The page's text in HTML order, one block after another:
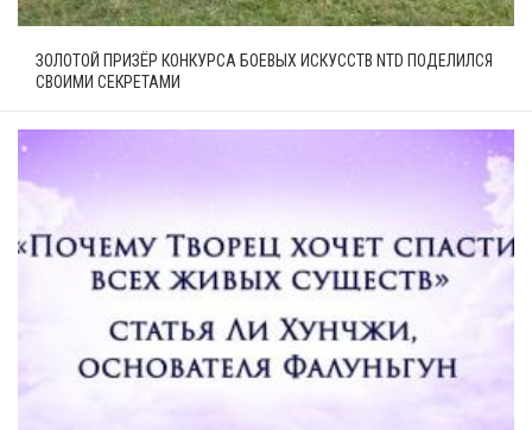
ЗОЛОТОЙ ПРИЗЁР КОНКУРСА БОЕВЫХ ИСКУССТВ NTD ПОДЕЛИЛСЯ
СВОИМИ СЕКРЕТАМИ